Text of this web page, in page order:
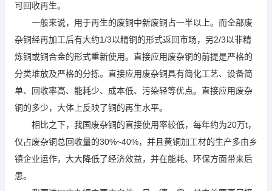
可回收再生。
一般来说，用于再生的废铜中新废铜占一半以上。而全部废
杂铜经再加工后有大约1/3以精铜的形式返回市场，另2/3以非精
炼铜或铜合金的形式重新使用。直接应用废杂铜的前提是严格的
分类堆放及严格的分拣。直接应用废杂铜具有简化工艺、设备简
单、回收率高、能耗少、成本低、污染轻等优点。直接应用废杂
铜的多少，大体上反映了铜的再生水平。
相比之下，我国废杂铜的直接使用率较低，每年约为20万t，
仅占废杂铜总回收量的30%~40%，并且黄铜加工材的生产多由乡
镇企业运作，大大降低了经济效益，并在能耗、环保方面带来后
患。